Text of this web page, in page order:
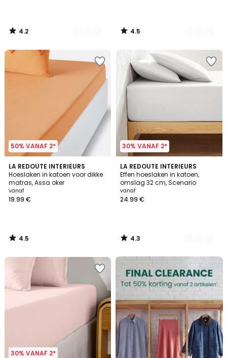
4.2
/
4.5
/
50% VANAF 2*
LA REDOUTE INTERIEURS
Hoeslaken in katoen voor dikke
matras, Assa oker
vanaf
19.99 €
4.5
/ 5
4.5
/
30% VANAF 2*
LA REDOUTE INTERIEURS
Effen hoeslaken in katoen,
omslag 32 cm, Scenario
vanaf
24.99 €
4.3
/ 5
22
Kleuren
4.3
/
30% VANAF 2*
FINAL
CLEARANCE